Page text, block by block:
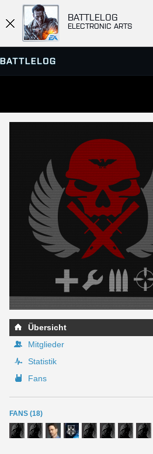
BATTLELOG
ELECTRONIC ARTS
SERVER-BROWSER
Übersicht
Mitglieder
Statistik
Fans
FANS (18)